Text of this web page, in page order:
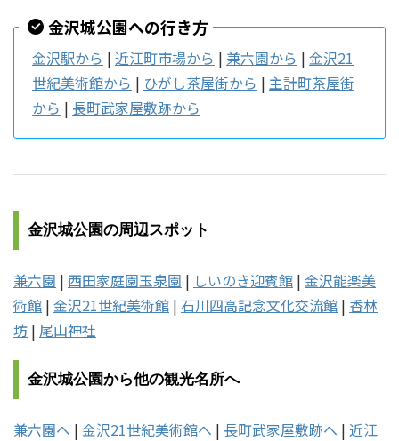
金沢城公園への行き方
金沢駅から | 近江町市場から | 兼六園から | 金沢21
世紀美術館から | ひがし茶屋街から | 主計町茶屋街
から | 長町武家屋敷跡から
金沢城公園の周辺スポット
兼六園 | 西田家庭園玉泉園 | しいのき迎賓館 | 金沢能楽美
術館 | 金沢21世紀美術館 | 石川四高記念文化交流館 | 香林
坊 | 尾山神社
金沢城公園から他の観光名所へ
兼六園へ | 金沢21世紀美術館へ | 長町武家屋敷跡へ | 近江